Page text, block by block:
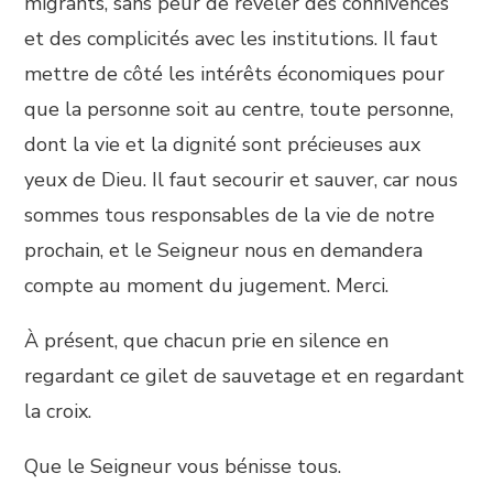
et des complicités avec les institutions. Il faut
mettre de côté les intérêts économiques pour
que la personne soit au centre, toute personne,
dont la vie et la dignité sont précieuses aux
yeux de Dieu. Il faut secourir et sauver, car nous
sommes tous responsables de la vie de notre
prochain, et le Seigneur nous en demandera
compte au moment du jugement. Merci.
À présent, que chacun prie en silence en
regardant ce gilet de sauvetage et en regardant
la croix.
Que le Seigneur vous bénisse tous.